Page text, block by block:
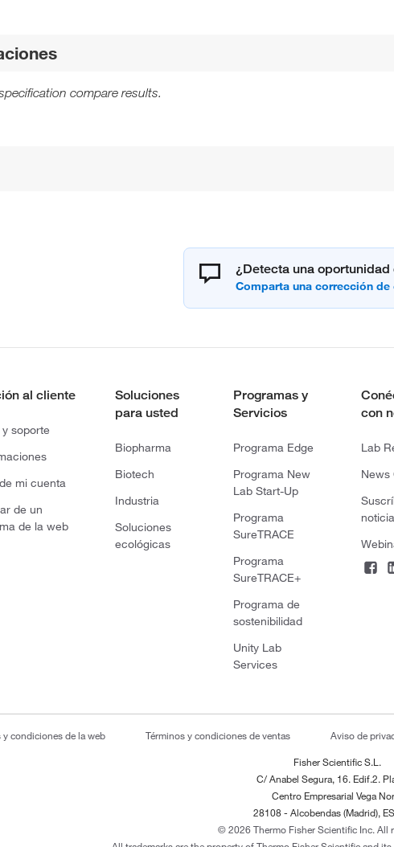
compare results.
¿Detecta una oportunidad
al cliente
soporte
mi cuenta
de un
de la web
Soluciones
para usted
Biopharma
Biotech
Industria
Soluciones
ecológicas
Programas y
Servicios
Programa Edge
Programa New
Lab Start-Up
Programa
SureTRACE
Programa
SureTRACE+
Programa de
sostenibilidad
Unity Lab
Services
con
Lab
News
y condiciones de la web Términos y condiciones de ventas Aviso de
Fisher Scientific S.L.
C/ Anabel Segura, 16. Edif.2.
Centro Empresarial Vega
28108 - Alcobendas (Madrid),
© 2026 Thermo Fisher Scientific Inc. All